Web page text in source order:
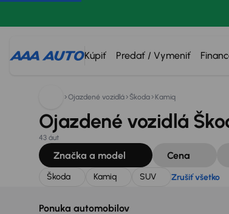
Kúpiť Predať / Vymeniť
Hľadáte: Zrušiť všetko
Ojazdené vozidlá Škoda Kamiq
Ojazdené vozidlá
43 áut
Značka a model Cena
Škoda Kamiq SUV Zrušiť všetko
Ponuka automobilov